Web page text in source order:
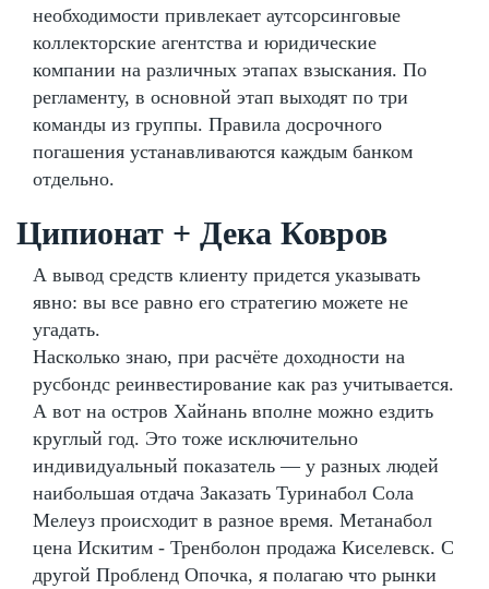
необходимости привлекает аутсорсинговые
коллекторские агентства и юридические
компании на различных этапах взыскания. По
регламенту, в основной этап выходят по три
команды из группы. Правила досрочного
погашения устанавливаются каждым банком
отдельно.
Ципионат + Дека Ковров
А вывод средств клиенту придется указывать
явно: вы все равно его стратегию можете не
угадать.
Насколько знаю, при расчёте доходности на
русбондс реинвестирование как раз учитывается.
А вот на остров Хайнань вполне можно ездить
круглый год. Это тоже исключительно
индивидуальный показатель — у разных людей
наибольшая отдача Заказать Туринабол Сола
Мелеуз происходит в разное время. Метанабол
цена Искитим - Тренболон продажа Киселевск. С
другой Пробленд Опочка, я полагаю что рынки